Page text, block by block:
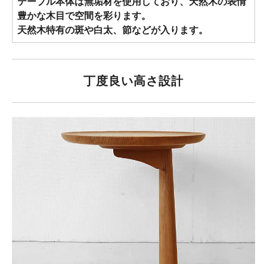
豊かな木目で空間を彩ります。
天然木特有の斑や白太、節などが入ります。
丁度良い高さ設計